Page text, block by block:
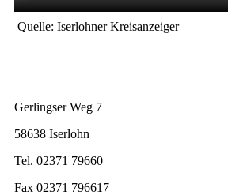
Quelle: Iserlohner Kreisanzeiger
Gerlingser Weg 7
58638 Iserlohn
Tel. 02371 79660
Fax 02371 796617